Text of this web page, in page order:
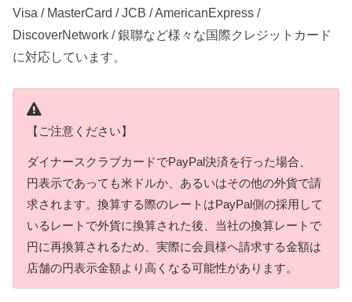
Visa / MasterCard / JCB / AmericanExpress /
DiscoverNetwork / 銀聯など様々な国際クレジットカード
に対応しています。
【ご注意ください】
ダイナースクラブカードでPayPal決済を行った場合、
円表示であっても米ドルか、あるいはその他の外貨で請
求されます。換算する際のレートはPayPal側の採用して
いるレートで外貨に換算された後、当社の換算レートで
円に再換算されるため、実際に会員様へ請求する金額は
店舗の円表示金額より高くなる可能性があります。